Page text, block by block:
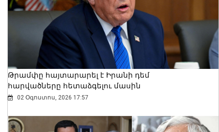
07 Օգոստոս, 2026 16:38
Թրամփը հայտարարել է Իրանի դեմ
հարվածները հետաձգելու մասին
02 Օգոստոս, 2026 17:57